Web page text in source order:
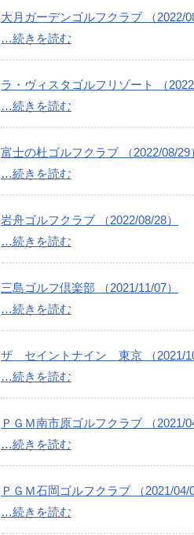
大月ガーデンゴルフクラブ （2022/
…続きを読む
ラ・ヴィスタゴルフリゾート （2022/
…続きを読む
富士の杜ゴルフクラブ （2022/08/29
…続きを読む
岩舟ゴルフクラブ （2022/08/28）
…続きを読む
三島ゴルフ倶楽部 （2021/11/07）
…続きを読む
ザ セイントナイン 東京 （2021/
…続きを読む
ＰＧＭ南市原ゴルフクラブ （2021/
…続きを読む
ＰＧＭ石岡ゴルフクラブ （2021/04/
…続きを読む